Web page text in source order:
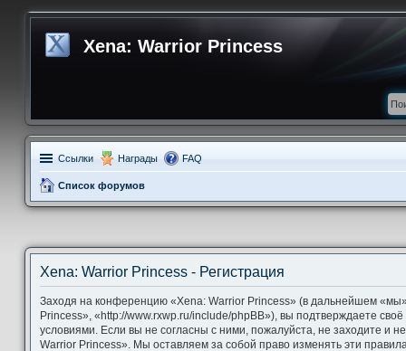
Xena: Warrior Princess
Ссылки Награды FAQ
Список форумов
Xena: Warrior Princess - Регистрация
Заходя на конференцию «Xena: Warrior Princess» (в дальнейшем
Princess», «http://www.rxwp.ru/include/phpBB»), вы подтверждаете
условиями. Если вы не согласны с ними, пожалуйста, не заходите и
Warrior Princess». Мы оставляем за собой право изменять эти